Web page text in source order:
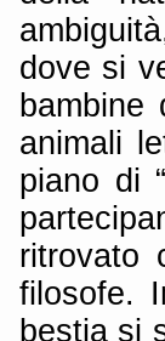
dove si
bambine
animali
piano di
ritrovato
filosofe.
bestia si